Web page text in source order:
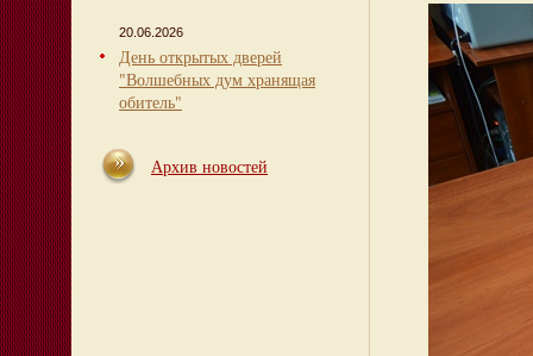
20.06.2026
День открытых дверей
"Волшебных дум хранящая
обитель"
Архив новостей